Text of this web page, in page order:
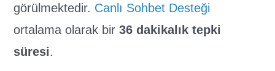
görülmektedir. Canlı Sohbet Desteği
ortalama olarak bir36 dakikalık tepki
süresi.